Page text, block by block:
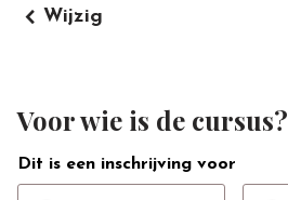
keyboard_arrow_left Wijzig
Voor wie is de cursus?
Dit is een inschrijving voor